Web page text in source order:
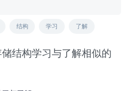
结构 学习 了解
结构学习与了解相似的